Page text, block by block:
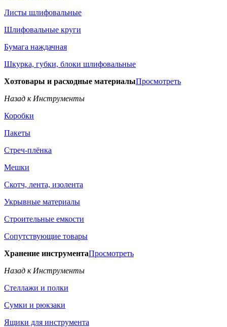
Листы шлифовальные
Шлифовальные круги
Бумага наждачная
Шкурка, губки, блоки шлифовальные
Хозтовары и расходные материалыПросмотреть
Назад к Инструменты
Коробки
Пакеты
Стреч-плёнка
Мешки
Скотч, лента, изолента
Укрывные материалы
Строительные емкости
Сопутствующие товары
Хранение инструментаПросмотреть
Назад к Инструменты
Стеллажи и полки
Сумки и рюкзаки
Ящики для инструмента